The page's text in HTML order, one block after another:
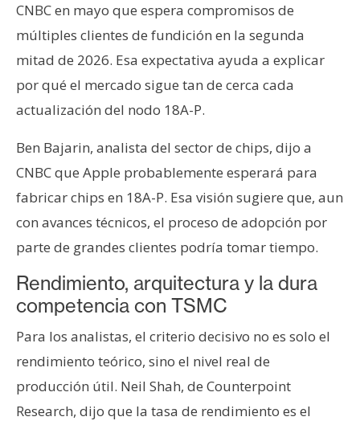
CNBC en mayo que espera compromisos de
múltiples clientes de fundición en la segunda
mitad de 2026. Esa expectativa ayuda a explicar
por qué el mercado sigue tan de cerca cada
actualización del nodo 18A-P.
Ben Bajarin, analista del sector de chips, dijo a
CNBC que Apple probablemente esperará para
fabricar chips en 18A-P. Esa visión sugiere que, aun
con avances técnicos, el proceso de adopción por
parte de grandes clientes podría tomar tiempo.
Rendimiento, arquitectura y la dura
competencia con TSMC
Para los analistas, el criterio decisivo no es solo el
rendimiento teórico, sino el nivel real de
producción útil. Neil Shah, de Counterpoint
Research, dijo que la tasa de rendimiento es el